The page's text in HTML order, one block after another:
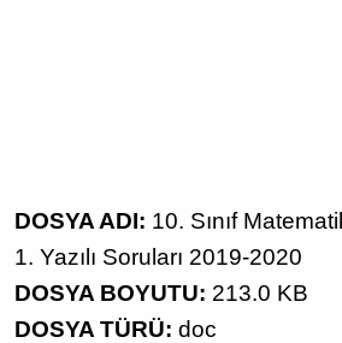
DOSYA ADI: 10. Sınıf
1. Yazılı Soruları 2019-2020
DOSYA BOYUTU: 213.0 KB
DOSYA TÜRÜ: doc